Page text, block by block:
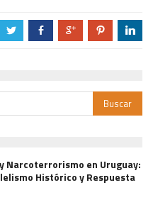
a b c d j
Narcoterrorismo en Uruguay:
Histórico y Respuesta